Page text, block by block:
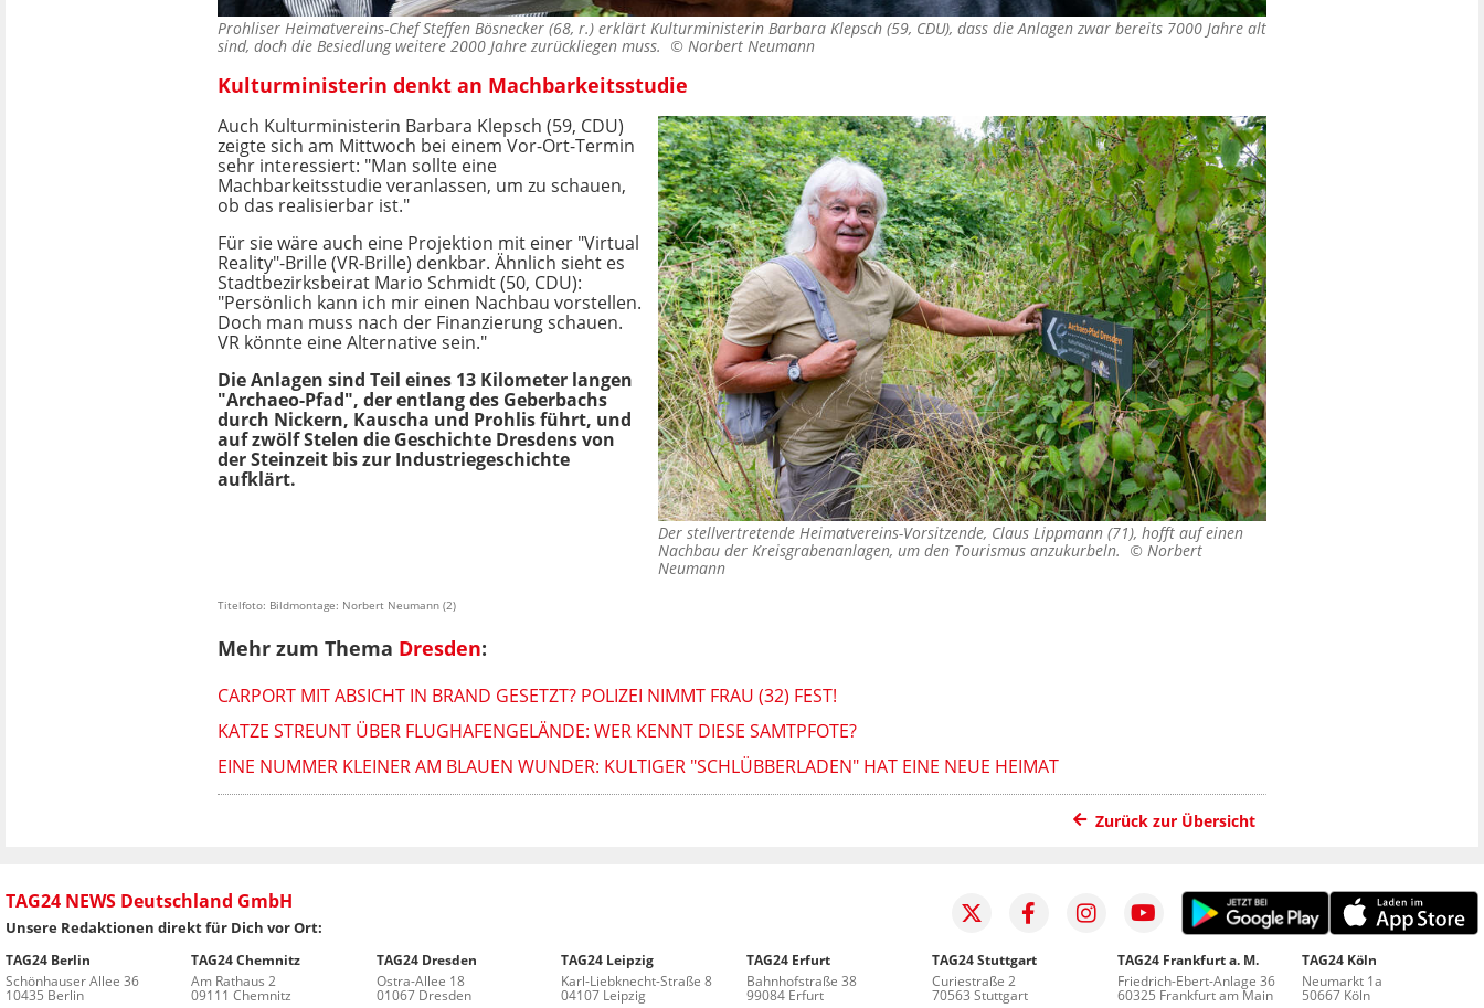
Prohliser Heimatvereins-Chef Steffen Bösnecker (68, r.) erklärt Kulturministerin Barbara Klepsch (59, CDU), dass die Anlagen zwar bereits 7000 Jahre alt
sind, doch die Besiedlung weitere 2000 Jahre zurückliegen muss. © Norbert Neumann
Kulturministerin denkt an Machbarkeitsstudie
Der stellvertretende Heimatvereins-Vorsitzende, Claus Lippmann (71), hofft auf einen
Nachbau der Kreisgrabenanlagen, um den Tourismus anzukurbeln. © Norbert
Neumann
Auch Kulturministerin Barbara Klepsch (59, CDU)
zeigte sich am Mittwoch bei einem Vor-Ort-Termin
sehr interessiert: "Man sollte eine
Machbarkeitsstudie veranlassen, um zu schauen,
ob das realisierbar ist."
Für sie wäre auch eine Projektion mit einer "Virtual
Reality"-Brille (VR-Brille) denkbar. Ähnlich sieht es
Stadtbezirksbeirat Mario Schmidt (50, CDU):
"Persönlich kann ich mir einen Nachbau vorstellen.
Doch man muss nach der Finanzierung schauen.
VR könnte eine Alternative sein."
Die Anlagen sind Teil eines 13 Kilometer langen
"Archaeo-Pfad", der entlang des Geberbachs
durch Nickern, Kauscha und Prohlis führt, und
auf zwölf Stelen die Geschichte Dresdens von
der Steinzeit bis zur Industriegeschichte
aufklärt.
Titelfoto: Bildmontage: Norbert Neumann (2)
Mehr zum Thema Dresden:
CARPORT MIT ABSICHT IN BRAND GESETZT? POLIZEI NIMMT FRAU (32) FEST!
KATZE STREUNT ÜBER FLUGHAFENGELÄNDE: WER KENNT DIESE SAMTPFOTE?
EINE NUMMER KLEINER AM BLAUEN WUNDER: KULTIGER "SCHLÜBBERLADEN" HAT EINE NEUE HEIMAT
Zurück zur Übersicht
TAG24 NEWS Deutschland GmbH
Unsere Redaktionen direkt für Dich vor Ort:
TAG24 Berlin
Schönhauser Allee 36
10435 Berlin
TAG24 Chemnitz
Am Rathaus 2
09111 Chemnitz
TAG24 Dresden
Ostra-Allee 18
01067 Dresden
TAG24 Leipzig
Karl-Liebknecht-Straße 8
04107 Leipzig
TAG24 Erfurt
Bahnhofstraße 38
99084 Erfurt
TAG24 Stuttgart
Curiestraße 2
70563 Stuttgart
TAG24 Frankfurt a. M.
Friedrich-Ebert-Anlage 36
60325 Frankfurt am Main
TAG24 Köln
Neumarkt 1a
50667 Köln